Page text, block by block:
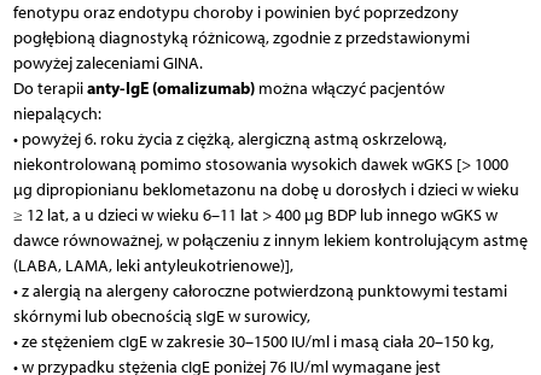
fenotypu oraz endotypu choroby i powinien być poprzedzony
pogłębioną diagnostyką różnicową, zgodnie z przedstawionymi
powyżej zaleceniami GINA.
Do terapiianty-IgE (omalizumab)można włączyć pacjentów
niepalących:
• powyżej 6. roku życia z ciężką, alergiczną astmą oskrzelową,
niekontrolowaną pomimo stosowania wysokich dawek wGKS [> 1000
µg dipropionianu beklometazonu na dobę u dorosłych i dzieci w wieku
≥ 12 lat, a u dzieci w wieku 6–11 lat > 400 µg BDP lub innego wGKS w
dawce równoważnej, w połączeniu z innym lekiem kontrolującym astmę
(LABA, LAMA, leki antyleukotrienowe)],
• z alergią na alergeny całoroczne potwierdzoną punktowymi testami
skórnymi lub obecnością sIgE w surowicy,
• ze stężeniem cIgE w zakresie 30–1500 IU/ml i masą ciała 20–150 kg,
• w przypadku stężenia cIgE poniżej 76 IU/ml wymagane jest